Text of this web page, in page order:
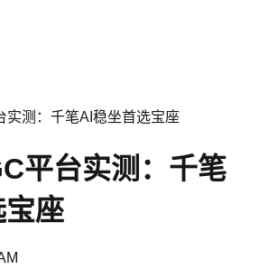
实测：千笔AI稳坐首选宝座
平台实测：千笔
座